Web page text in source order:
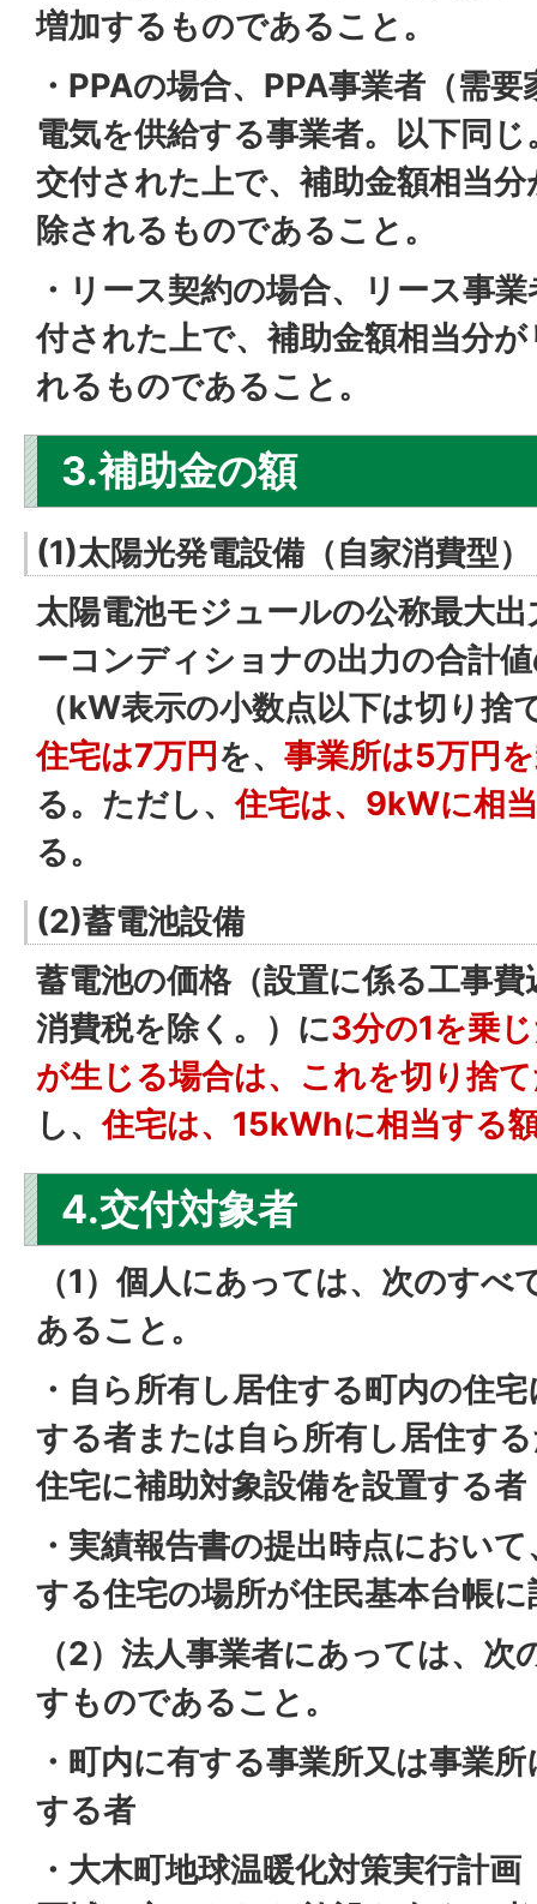
増加するものであること。
・PPAの場合、PPA事業者（需
電気を供給する事業者。以下同
交付された上で、補助金額相当
除されるものであること。
・リース契約の場合、リース事
付された上で、補助金額相当分
れるものであること。
3.補助金の額
(1)太陽光発電設備（自家消費型）
太陽電池モジュールの公称最大
ーコンディショナの出力の合計
（kW表示の小数点以下は切り捨
住宅は7万円 を、 事業所は5万円
る。ただし、住宅は、9kWに相
る。
(2)蓄電池設備
蓄電池の価格（設置に係る工事
消費税を除く。）に3分の1を乗
が生じる場合は、これを切り捨
し、住宅は、15kWhに相当する
4.交付対象者
（1）個人にあっては、次のす
あること。
・自ら所有し居住する町内の住
する者または自ら所有し居住す
住宅に補助対象設備を設置する者
・実績報告書の提出時点におい
する住宅の場所が住民基本台帳
（2）法人事業者にあっては、
すものであること。
・町内に有する事業所又は事業
する者
・大木町地球温暖化対策実行計